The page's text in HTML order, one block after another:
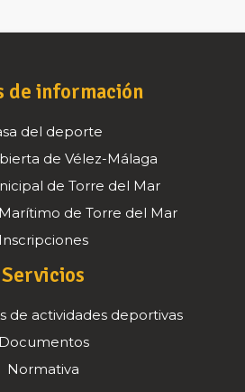
de información
del deporte
de Vélez-Málaga
de Torre del Mar
de Torre del Mar
Inscripciones
Servicios
de actividades deportivas
Documentos
Normativa